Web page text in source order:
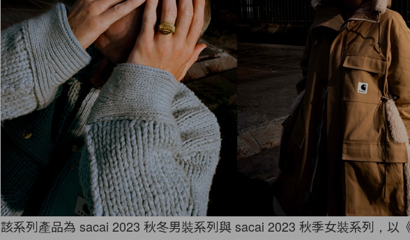
該系列產品為 sacai 2023 秋冬男裝系列與 sacai 2023 秋季女裝系列，以